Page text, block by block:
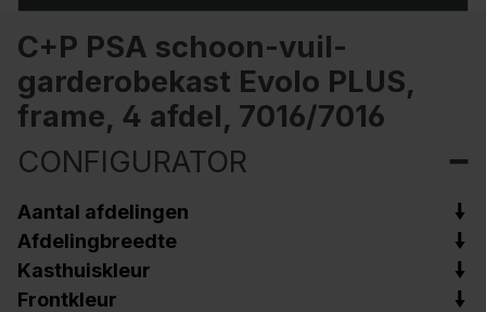
C+P PSA schoon-vuil-
garderobekast Evolo PLUS,
frame, 4 afdel, 7016/7016
CONFIGURATOR
Aantal afdelingen
Afdelingbreedte
Kasthuiskleur
Frontkleur